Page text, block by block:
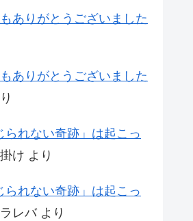
ありがとうございました
ありがとうございました
られない奇跡」は起こっ
け より
られない奇跡」は起こっ
レバより